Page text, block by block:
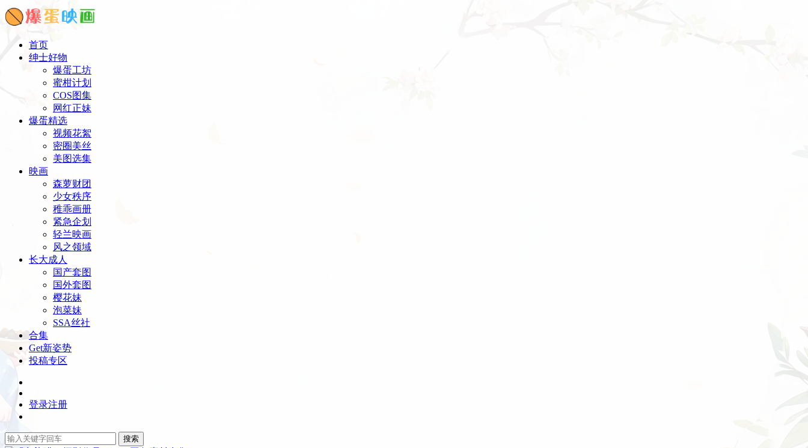
首页
绅士好物
爆蛋工坊
蜜柑计划
COS图集
网红正妹
爆蛋精选
视频花絮
密圈美丝
美图选集
映画
森萝财团
少女秩序
稚乖画册
紧急企划
轻兰映画
风之领域
长大成人
国产套图
国外套图
樱花妹
泡菜妹
SSA丝社
合集
Get新姿势
投稿专区
登录注册
搜索